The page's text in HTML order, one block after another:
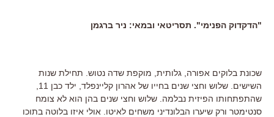
"הדקדוק הפנימי". תסריטאי ובמאי: ניר ברגמן
שכונת בלוקים אפורה, גלותית, מוקפת שדה נטוש. תחילת שנות
שהתפתחותו הפיזית נבלמה. שלוש וחצי שנים בהן הוא לא צומח
סנטימטר ורק שיערו הבלונדיני משחים לאיטו. אולי איזו בלוטה בתוכו